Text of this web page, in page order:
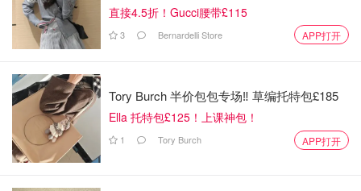
直接4.5折！Gucci腰带£115
3 Bernardelli Store APP打开
Tory Burch 半价包包专场‼️ 草编托特包£185
Ella 托特包£125！上课神包！
1 Tory Burch APP打开